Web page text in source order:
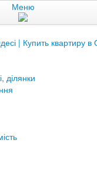
Меню
| Купить квартиру в
ділянки